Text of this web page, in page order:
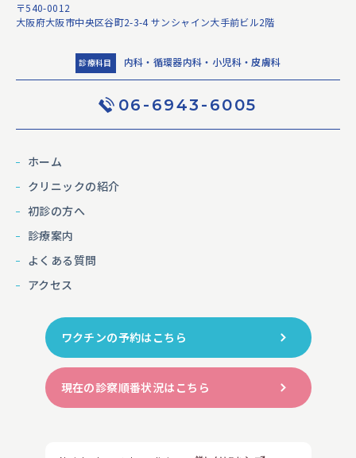
〒540-0012
大阪府大阪市中央区谷町2-3-4 サンシャイン大手前ビル2階
診療科目 内科・循環器内科・小児科・皮膚科
06-6943-6005
ホーム
クリニックの紹介
初診の方へ
診療案内
よくある質問
アクセス
ワクチンの予約はこちら
現在の診察順番状況はこちら